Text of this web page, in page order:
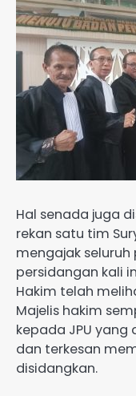
Hal senada juga
rekan satu tim
mengajak
persidangan kali
Hakim telah
Majelis hakim
kepada JPU
dan terkesan
disidangkan.